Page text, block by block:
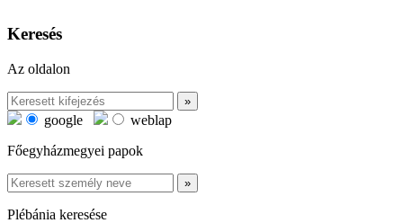
Keresés
Az oldalon
google
weblap
Főegyházmegyei papok
Plébánia keresése